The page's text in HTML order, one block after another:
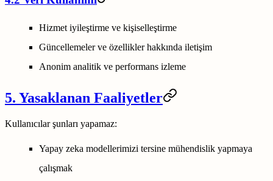
Hizmet iyileştirme ve kişiselleştirme
Güncellemeler ve özellikler hakkında iletişim
Anonim analitik ve performans izleme
5. Yasaklanan Faaliyetler
Kullanıcılar şunları yapamaz:
Yapay zeka modellerimizi tersine mühendislik yapmaya
çalışmak